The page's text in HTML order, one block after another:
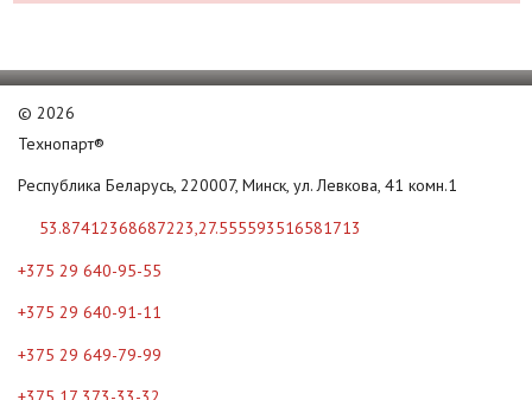
© 2026
Технопарт®
Республика Беларусь, 220007, Минск, ул. Левкова, 41 комн.1
53.87412368687223,27.555593516581713
+375 29 640-95-55
+375 29 640-91-11
+375 29 649-79-99